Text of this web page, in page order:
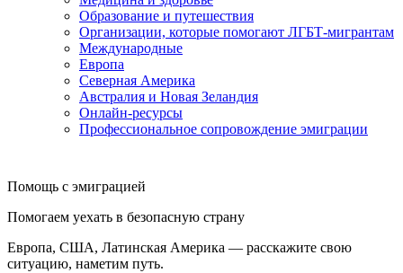
Образование и путешествия
Организации, которые помогают ЛГБТ-мигрантам
Международные
Европа
Северная Америка
Австралия и Новая Зеландия
Онлайн-ресурсы
Профессиональное сопровождение эмиграции
Помощь с эмиграцией
Помогаем уехать в безопасную страну
Европа, США, Латинская Америка — расскажите свою
ситуацию, наметим путь.